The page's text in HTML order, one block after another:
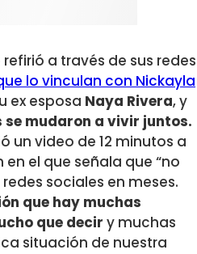
refirió a través de sus redes
lo vinculan con Nickayla
ex esposa Naya Rivera, y
se mudaron a vivir juntos.
un video de 12 minutos a
el que señala que “no
sociales en meses.
que hay muchas
que decir y muchas
situación de nuestra